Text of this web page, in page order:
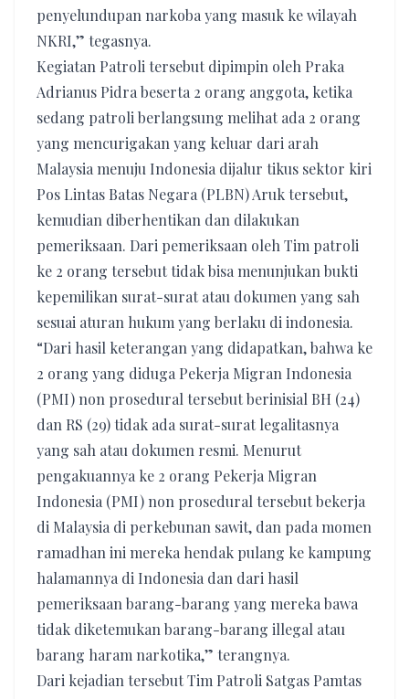
penyelundupan narkoba yang masuk ke wilayah
NKRI,” tegasnya.
Kegiatan Patroli tersebut dipimpin oleh Praka
Adrianus Pidra beserta 2 orang anggota, ketika
sedang patroli berlangsung melihat ada 2 orang
yang mencurigakan yang keluar dari arah
Malaysia menuju Indonesia dijalur tikus sektor kiri
Pos Lintas Batas Negara (PLBN) Aruk tersebut,
kemudian diberhentikan dan dilakukan
pemeriksaan. Dari pemeriksaan oleh Tim patroli
ke 2 orang tersebut tidak bisa menunjukan bukti
kepemilikan surat-surat atau dokumen yang sah
sesuai aturan hukum yang berlaku di indonesia.
“Dari hasil keterangan yang didapatkan, bahwa ke
2 orang yang diduga Pekerja Migran Indonesia
(PMI) non prosedural tersebut berinisial BH (24)
dan RS (29) tidak ada surat-surat legalitasnya
yang sah atau dokumen resmi. Menurut
pengakuannya ke 2 orang Pekerja Migran
Indonesia (PMI) non prosedural tersebut bekerja
di Malaysia di perkebunan sawit, dan pada momen
ramadhan ini mereka hendak pulang ke kampung
halamannya di Indonesia dan dari hasil
pemeriksaan barang-barang yang mereka bawa
tidak diketemukan barang-barang illegal atau
barang haram narkotika,” terangnya.
Dari kejadian tersebut Tim Patroli Satgas Pamtas